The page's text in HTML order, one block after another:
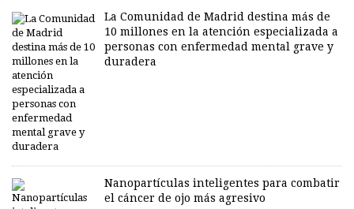
La Comunidad de Madrid destina más de
10 millones en la atención especializada a
personas con enfermedad mental grave y
duradera
Nanopartículas inteligentes para combatir
el cáncer de ojo más agresivo